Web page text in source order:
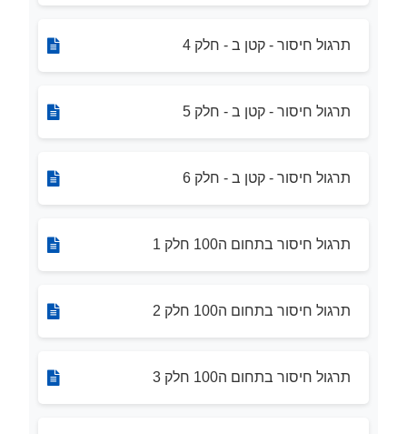
תרגול חיסור - קטן ב - חלק 4
תרגול חיסור - קטן ב - חלק 5
תרגול חיסור - קטן ב - חלק 6
תרגול חיסור בתחום ה100 חלק 1
תרגול חיסור בתחום ה100 חלק 2
תרגול חיסור בתחום ה100 חלק 3